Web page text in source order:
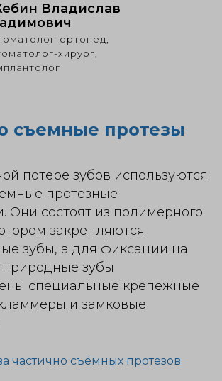
Владислав
ортопед,
хирург,
съемные протезы
потере зубов используются
протезные
Они состоят из полимерного
закрепляются
зубы, а для фиксации на
зубы
специальные крепежные
и замковые
частично съёмных протезов